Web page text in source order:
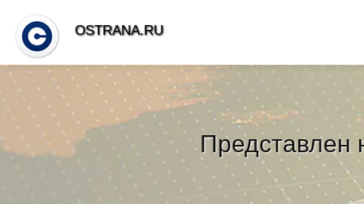
Представлен
OSTRANA.RU